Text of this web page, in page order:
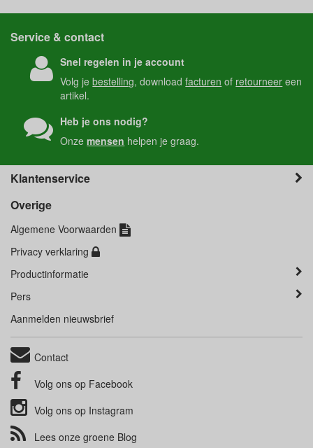
Service & contact
Snel regelen in je account
Volg jebestelling, downloadfacturen of retourneer een
artikel.
Heb je ons nodig?
Onzemensen helpen je graag.
Klantenservice
Overige
Algemene Voorwaarden
Privacy verklaring
Productinformatie
Pers
Aanmelden nieuwsbrief
Contact
Volg ons op Facebook
Volg ons op Instagram
Lees onze groene Blog